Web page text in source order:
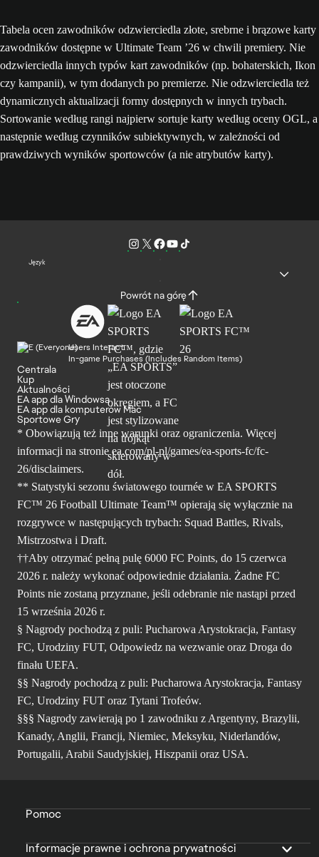
Tabela ocen zawodników odzwierciedla złote, srebrne i brązowe karty
zawodników dostępne w Ultimate Team ’26 w chwili premiery. Nie
odzwierciedla innych typów kart zawodników (np. bohaterskich, Ikon
czy kampanii), w tym dodanych po premierze. Nie odzwierciedla też
dynamicznych aktualizacji formy dostępnych w innych trybach.
Sortowanie według rangi najpierw sortuje karty według oceny OGL, a
następnie według czynników subiektywnych, w zależności od
prawdziwych wyników sportowców (a nie atrybutów karty).
Język
Powrót na górę
Users Interact
In-game Purchases (Includes Random Items)
Centrala
Kup
Aktualności
EA app dla Windowsa
EA app dla komputerów Mac
Sportowe Gry
* Obowiązują też inne warunki oraz ograniczenia. Więcej
informacji na stronie ea.com/pl-pl/games/ea-sports-fc/fc-
26/disclaimers.
** Statystyki sezonu światowego tournée w EA SPORTS
FC™ 26 Football Ultimate Team™ opierają się wyłącznie na
rozgrywce w następujących trybach: Squad Battles, Rivals,
Mistrzostwa i Draft.
††Aby otrzymać pełną pulę 6000 FC Points, do 15 czerwca
2026 r. należy wykonać odpowiednie działania. Żadne FC
Points nie zostaną przyznane, jeśli odebranie nie nastąpi przed
15 września 2026 r.
§ Nagrody pochodzą z puli: Pucharowa Arystokracja, Fantasy
FC, Urodziny FUT, Odpowiedz na wezwanie oraz Droga do
finału UEFA.
§§ Nagrody pochodzą z puli: Pucharowa Arystokracja, Fantasy
FC, Urodziny FUT oraz Tytani Trofeów.
§§§ Nagrody zawierają po 1 zawodniku z Argentyny, Brazylii,
Kanady, Anglii, Francji, Niemiec, Meksyku, Niderlandów,
Portugalii, Arabii Saudyjskiej, Hiszpanii oraz USA.
Pomoc
Informacje prawne i ochrona prywatności